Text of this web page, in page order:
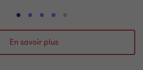
Aller
à
la
diapositive
Aller
à
la
diapositive
Aller
à
la
diapositive
Aller
à
la
diapositive
Aller
à
diapositive
En savoir plus